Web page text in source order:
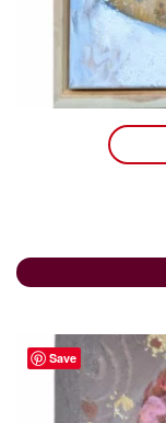
Save